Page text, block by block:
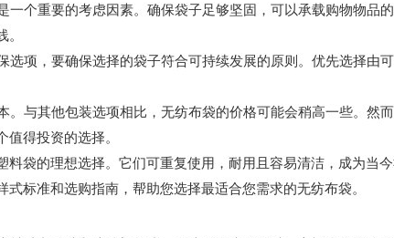
一个重要的考虑因素。确保袋子足够坚固，可以承载购物物品
选项，要确保选择的袋子符合可持续发展的原则。优先选择由
。与其他包装选项相比，无纺布袋的价格可能会稍高一些。然
得投资的选择。
料袋的理想选择。它们可重复使用，耐用且容易清洁，成为当
标准和选购指南，帮助您选择最适合您需求的无纺布袋。